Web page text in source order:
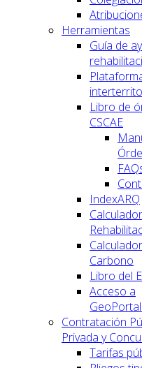
Herramientas
Guía de
Libro de
CSCAE
IndexARQ
Carbono
Libro del
Acceso a
Contratación
Privada y
Tarifas